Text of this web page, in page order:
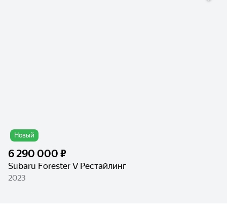
Новый
6 290 000 ₽
Subaru Forester V Рестайлинг
2023